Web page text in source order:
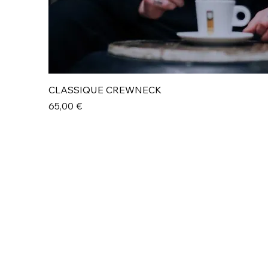
CLASSIQUE CREWNECK
Prix
65,00 €